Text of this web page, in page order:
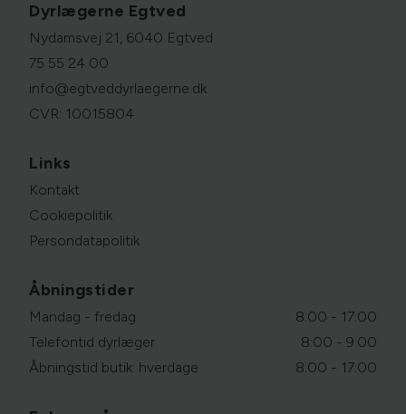
Dyrlægerne Egtved
Nydamsvej 21, 6040 Egtved
75 55 24 00
info@egtveddyrlaegerne.dk
CVR: 10015804
Links
Kontakt
Cookiepolitik
Persondatapolitik
Åbningstider
Mandag - fredag
8:00 - 17:00
Telefontid dyrlæger
8:00 - 9:00
Åbningstid butik: hverdage
8:00 - 17:00